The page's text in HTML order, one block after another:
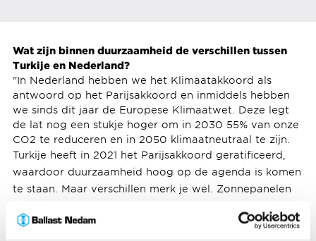
Wat zijn binnen duurzaamheid de verschillen tussen
Turkije en Nederland?
"In Nederland hebben we het Klimaatakkoord als
antwoord op het Parijsakkoord en inmiddels hebben
we sinds dit jaar de Europese Klimaatwet. Deze legt
de lat nog een stukje hoger om in 2030 55% van onze
CO2 te reduceren en in 2050 klimaatneutraal te zijn.
Turkije heeft in 2021 het Parijsakkoord geratificeerd,
waardoor duurzaamheid hoog op de agenda is komen
te staan. Maar verschillen merk je wel. Zonnepanelen
vanzelfsprekend. Tegelijkertijd liggen er daardoor ook